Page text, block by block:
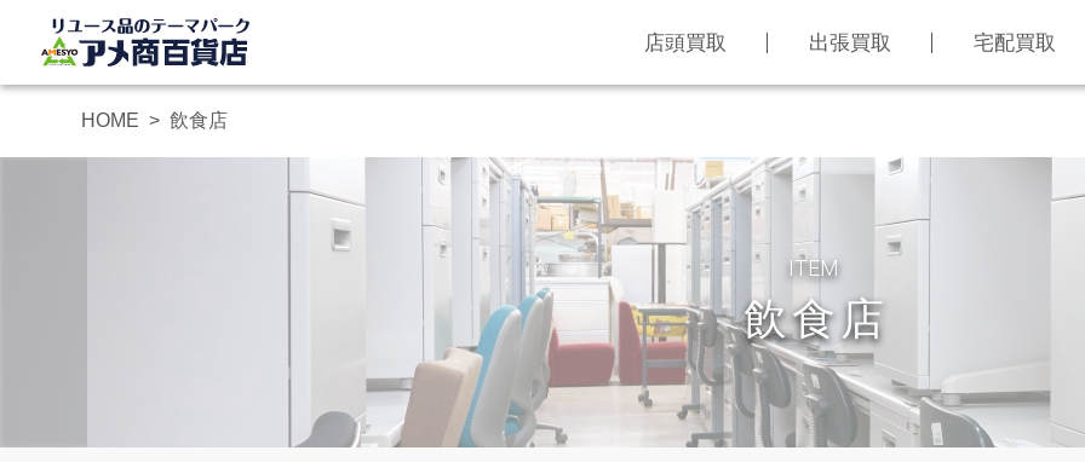
店頭買取 出張買取 宅配買取
HOME 飲食店
ITEM
飲食店